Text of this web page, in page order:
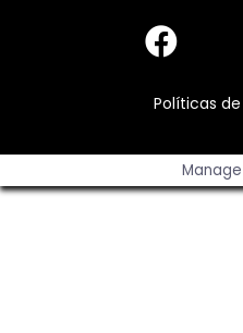
Políticas